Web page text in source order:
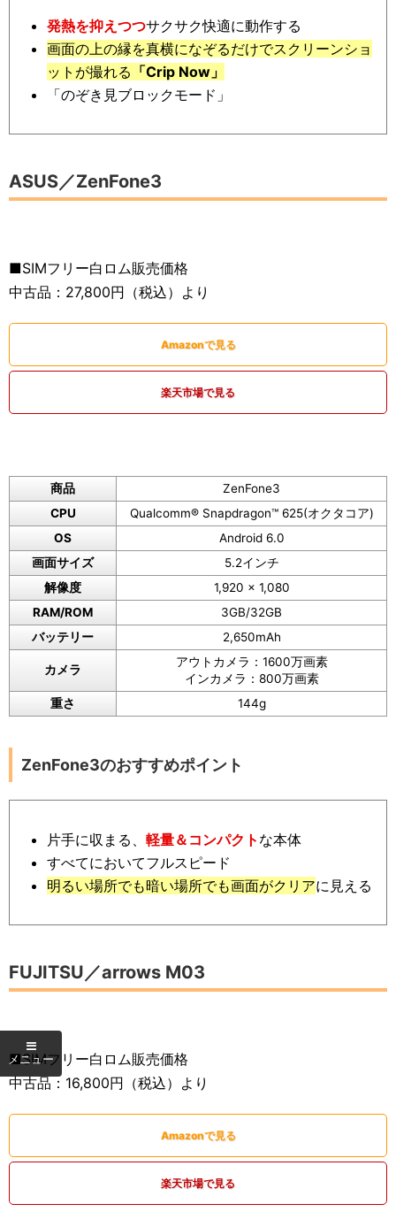
発熱を抑えつつサクサク快適に動作する
画面の上の縁を真横になぞるだけでスクリーンショ
ットが撮れる 「Crip Now」
「のぞき見ブロックモード」
ASUS／ZenFone3
■SIMフリー白ロム販売価格
中古品：27,800円（税込）より
Amazonで見る
楽天市場で見る
商品
ZenFone3
CPU
Qualcomm® Snapdragon™ 625(オクタコア)
OS
Android 6.0
画面サイズ
5.2インチ
解像度
1,920 x 1,080
RAM/ROM
3GB/32GB
バッテリー
2,650mAh
カメラ
アウトカメラ：1600万画素
インカメラ：800万画素
重さ
144g
ZenFone3のおすすめポイント
片手に収まる、軽量＆コンパクト な本体
すべてにおいてフルスピード
明るい場所でも暗い場所でも画面がクリアに見える
FUJITSU／arrows M03
■SIMフリー白ロム販売価格
中古品：16,800円（税込）より
Amazonで見る
楽天市場で見る